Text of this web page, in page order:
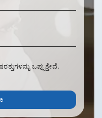
ಒಪ್ಪುತ್ತೇವೆ.